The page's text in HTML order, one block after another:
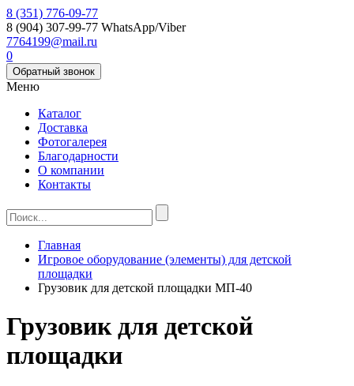
8 (351) 776-09-77
8 (904) 307-99-77 WhatsApp/Viber
7764199@mail.ru
0
Обратный звонок
Меню
Каталог
Доставка
Фотогалерея
Благодарности
О компании
Контакты
Главная
Игровое оборудование (элементы) для детской
площадки
Грузовик для детской площадки МП-40
Грузовик для детской
площадки